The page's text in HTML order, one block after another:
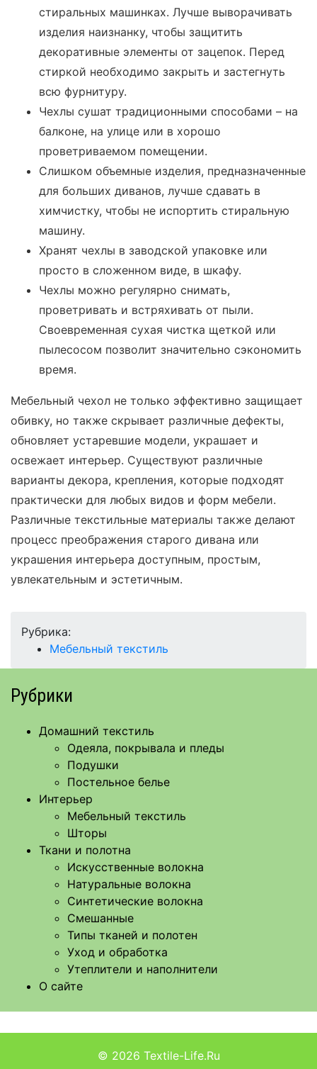
стиральных машинках. Лучше выворачивать
изделия наизнанку, чтобы защитить
декоративные элементы от зацепок. Перед
стиркой необходимо закрыть и застегнуть
всю фурнитуру.
Чехлы сушат традиционными способами – на
балконе, на улице или в хорошо
проветриваемом помещении.
Слишком объемные изделия, предназначенные
для больших диванов, лучше сдавать в
химчистку, чтобы не испортить стиральную
машину.
Хранят чехлы в заводской упаковке или
просто в сложенном виде, в шкафу.
Чехлы можно регулярно снимать,
проветривать и встряхивать от пыли.
Своевременная сухая чистка щеткой или
пылесосом позволит значительно сэкономить
время.
Мебельный чехол не только эффективно защищает
обивку, но также скрывает различные дефекты,
обновляет устаревшие модели, украшает и
освежает интерьер. Существуют различные
варианты декора, крепления, которые подходят
практически для любых видов и форм мебели.
Различные текстильные материалы также делают
процесс преображения старого дивана или
украшения интерьера доступным, простым,
увлекательным и эстетичным.
Рубрика:
Мебельный текстиль
Рубрики
Домашний текстиль
Одеяла, покрывала и пледы
Подушки
Постельное белье
Интерьер
Мебельный текстиль
Шторы
Ткани и полотна
Искусственные волокна
Натуральные волокна
Синтетические волокна
Смешанные
Типы тканей и полотен
Уход и обработка
Утеплители и наполнители
О сайте
© 2026 Textile-Life.Ru